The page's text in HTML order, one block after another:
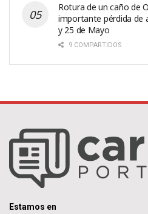
Rotura de un caño de
importante pérdida de
y 25 de Mayo
9 COMPARTIDOS
Estamos en